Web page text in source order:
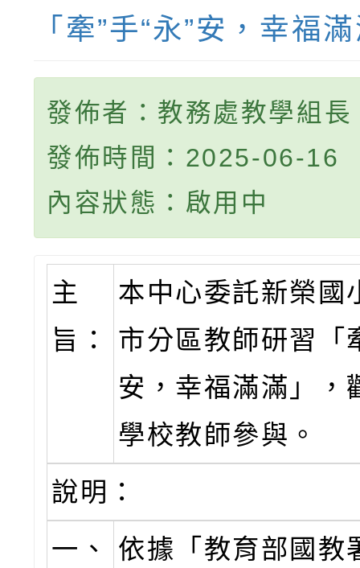
「牽”手“永”安，幸福
發佈者：教務處教學組長
發佈時間：2025-06-16
內容狀態：啟用中
主
旨：
本中心委託新榮國
市分區教師研習「
安，幸福滿滿」，
學校教師參與。
說明：
一、
依據「教育部國教